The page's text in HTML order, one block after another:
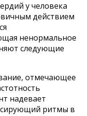
у человека
действием
ненормальное
следующие
отмечающее
надевает
ритмы в